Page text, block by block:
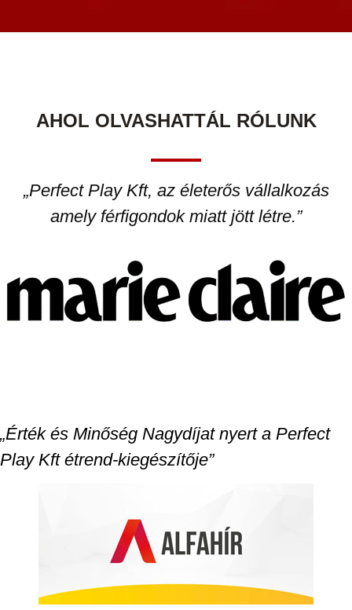
AHOL OLVASHATTÁL RÓLUNK
„Perfect Play Kft, az életerős vállalkozás
amely férfigondok miatt jött létre.”
„Érték és Minőség Nagydíjat nyert a Perfect
Play Kft étrend-kiegészítője”